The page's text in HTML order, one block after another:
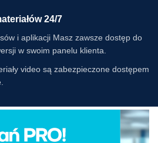
24/7
i aplikacji Masz zawsze dostęp do
w swoim panelu klienta.
video są zabezpieczone dostępem